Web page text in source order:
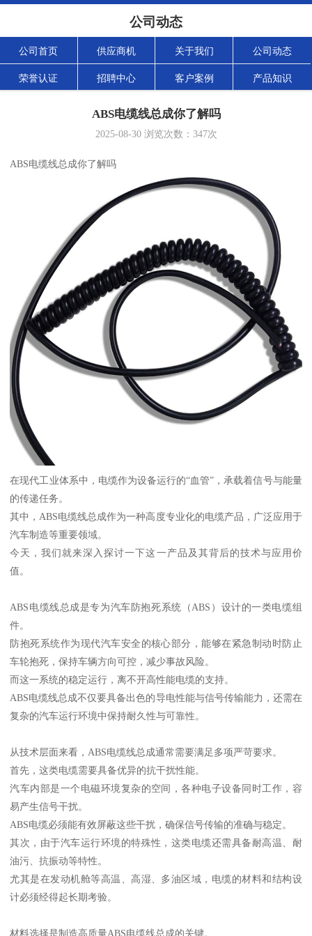
公司动态
公司首页 供应商机 关于我们 公司动态
荣誉认证 招聘中心 客户案例 产品知识
ABS电缆线总成你了解吗
2025-08-30浏览次数： 347次
ABS电缆线总成你了解吗
在现代工业体系中，电缆作为设备运行的“血管”，承载着信号与能量
的传递任务。
其中，ABS电缆线总成作为一种高度专业化的电缆产品，广泛应用于
汽车制造等重要领域。
今天，我们就来深入探讨一下这一产品及其背后的技术与应用价
值。
ABS电缆线总成是专为汽车防抱死系统（ABS）设计的一类电缆组
件。
防抱死系统作为现代汽车安全的核心部分，能够在紧急制动时防止
车轮抱死，保持车辆方向可控，减少事故风险。
而这一系统的稳定运行，离不开高性能电缆的支持。
ABS电缆线总成不仅要具备出色的导电性能与信号传输能力，还需在
复杂的汽车运行环境中保持耐久性与可靠性。
从技术层面来看，ABS电缆线总成通常需要满足多项严苛要求。
首先，这类电缆需要具备优异的抗干扰性能。
汽车内部是一个电磁环境复杂的空间，各种电子设备同时工作，容
易产生信号干扰。
ABS电缆必须能有效屏蔽这些干扰，确保信号传输的准确与稳定。
其次，由于汽车运行环境的特殊性，这类电缆还需具备耐高温、耐
油污、抗振动等特性。
尤其是在发动机舱等高温、高湿、多油区域，电缆的材料和结构设
计必须经得起长期考验。
材料选择是制造高质量ABS电缆线总成的关键。